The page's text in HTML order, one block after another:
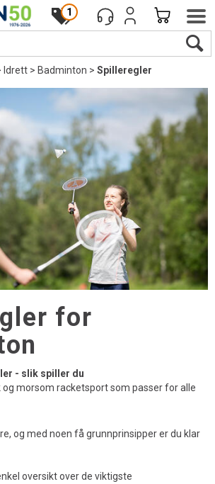
1
Idrett>Badminton>Spilleregler
for
- slik spiller du
og morsom racketsport som passer for alle
og med noen få grunnprinsipper er du klar
oversikt over de viktigste